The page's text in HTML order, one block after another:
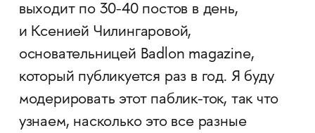
выходит по 30-40 постов в день,
и Ксенией Чилингаровой,
основательницей Badlon magazine,
который публикуется раз в год. Я буду
модерировать этот паблик-ток, так что
узнаем, насколько это все разные